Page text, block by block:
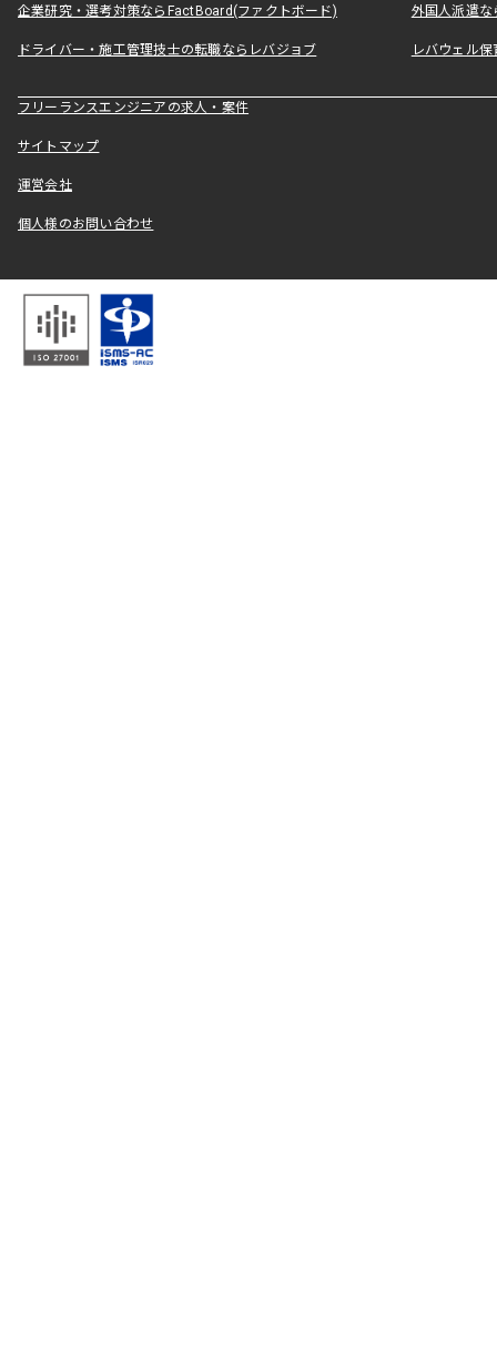
企業研究・選考対策ならFactBoard(ファクトボード) 外国人派遣な
ドライバー・施工管理技士の転職ならレバジョブ レバウェル
フリーランスエンジニアの求人・案件
サイトマップ
運営会社
個人様のお問い合わせ